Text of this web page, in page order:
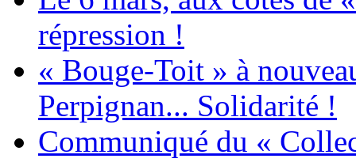
répression !
« Bouge-Toit » à
Perpignan... Solidarité !
Communiqué du «